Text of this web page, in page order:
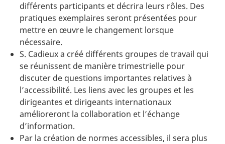
différents participants et décrira leurs rôles. Des
pratiques exemplaires seront présentées pour
mettre en œuvre le changement lorsque
nécessaire.
S. Cadieux a créé différents groupes de travail qui
se réunissent de manière trimestrielle pour
discuter de questions importantes relatives à
l’accessibilité. Les liens avec les groupes et les
dirigeantes et dirigeants internationaux
amélioreront la collaboration et l’échange
d’information.
Par la création de normes accessibles, il sera plus